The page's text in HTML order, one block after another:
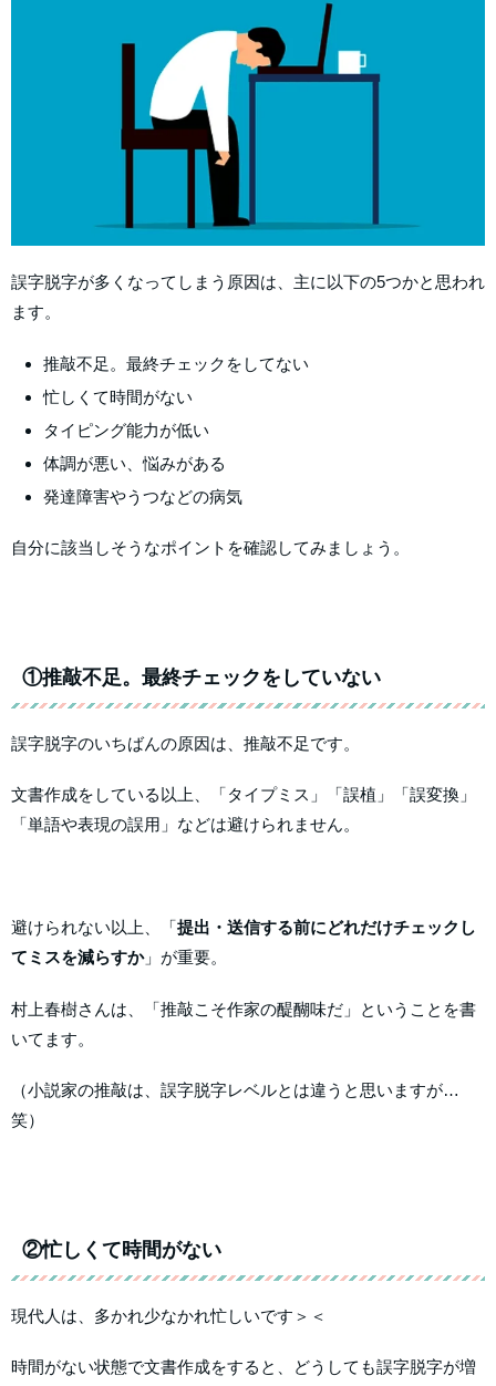
誤字脱字が多くなってしまう原因は、主に以下の5つかと思われ
ます。
推敲不足。最終チェックをしてない
忙しくて時間がない
タイピング能力が低い
体調が悪い、悩みがある
発達障害やうつなどの病気
自分に該当しそうなポイントを確認してみましょう。
①推敲不足。最終チェックをしていない
誤字脱字のいちばんの原因は、推敲不足です。
文書作成をしている以上、「タイプミス」「誤植」「誤変換」
「単語や表現の誤用」などは避けられません。
避けられない以上、「 提出・送信する前にどれだけチェックし
てミスを減らすか」が重要。
村上春樹さんは、「推敲こそ作家の醍醐味だ」ということを書
いてます。
（小説家の推敲は、誤字脱字レベルとは違うと思いますが…
笑）
②忙しくて時間がない
現代人は、多かれ少なかれ忙しいです＞＜
時間がない状態で文書作成をすると、どうしても誤字脱字が増